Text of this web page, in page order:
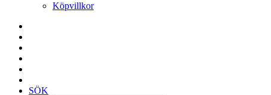
Köpvillkor
SÖK